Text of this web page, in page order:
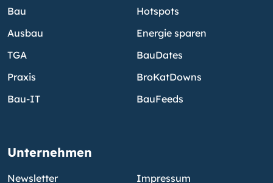
Bau
Ausbau
TGA
Praxis
Bau-IT
Hotspots
Energie sparen
BauDates
BroKatDowns
BauFeeds
Unternehmen
Newsletter Impressum